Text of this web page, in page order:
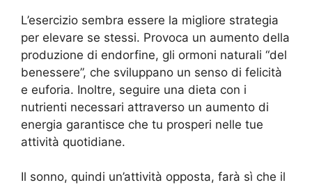
L’esercizio sembra essere la migliore strategia
per elevare se stessi. Provoca un aumento della
produzione di endorfine, gli ormoni naturali “del
benessere”, che sviluppano un senso di felicità
e euforia. Inoltre, seguire una dieta con i
nutrienti necessari attraverso un aumento di
energia garantisce che tu prosperi nelle tue
attività quotidiane.
Il sonno, quindi un’attività opposta, farà sì che il